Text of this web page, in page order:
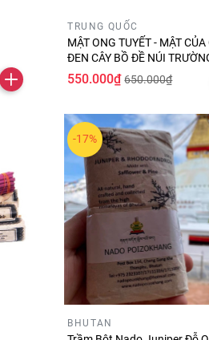
TRUNG QUỐC
MẬT ONG TUYẾT - MẬT CỦA
ĐEN CÂY BỒ ĐỀ NÚI
BẠCH ( hũ 1,4kg)
550.000₫ 650.000₫
-17%
BHUTAN